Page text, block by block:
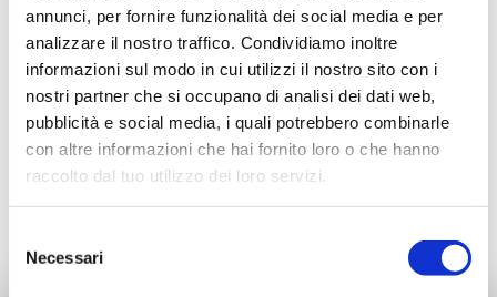
annunci, per fornire funzionalità dei social media e per
analizzare il nostro traffico. Condividiamo inoltre
informazioni sul modo in cui utilizzi il nostro sito con i
nostri partner che si occupano di analisi dei dati web,
pubblicità e social media, i quali potrebbero combinarle
con altre informazioni che hai fornito loro o che hanno
raccolto dal tuo utilizzo dei loro servizi.
delNecessari
Descrizione
Documentazione